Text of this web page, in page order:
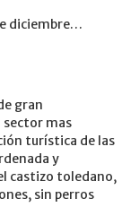
diciembre…
gran
sector mas
turística de las
y
castizo toledano,
sin perros